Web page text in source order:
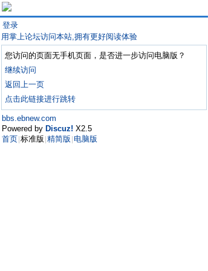
登录
用掌上论坛访问本站,拥有更好阅读体验
您访问的页面无手机页面，是否进一步访问电脑版？
继续访问
返回上一页
点击此链接进行跳转
bbs.ebnew.com
Powered by Discuz! X2.5
首页 标准版 精简版 电脑版